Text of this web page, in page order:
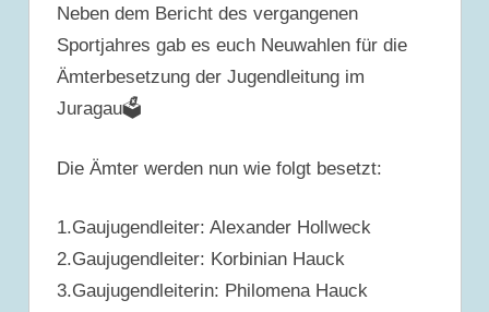
Neben dem Bericht des vergangenen
Sportjahres gab es euch Neuwahlen für die
Ämterbesetzung der Jugendleitung im
Juragau🗳
Die Ämter werden nun wie folgt besetzt:
1.Gaujugendleiter: Alexander Hollweck
2.Gaujugendleiter: Korbinian Hauck
3.Gaujugendleiterin: Philomena Hauck